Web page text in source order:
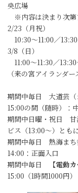
央広場
※内容は決まり次第
2/23（月祝）
10:30～11:00／
3/8（日）
11:00～11:30／
（来の宮アイランダ
期間中毎日 大道芸（
15:00の間（随時）：
期間中日曜・祝日 甘
ビス（13:00～）とも
期間中毎日 熱海まち
14:00：正面入口
期間中毎日
【電動
15:00（1時間1000